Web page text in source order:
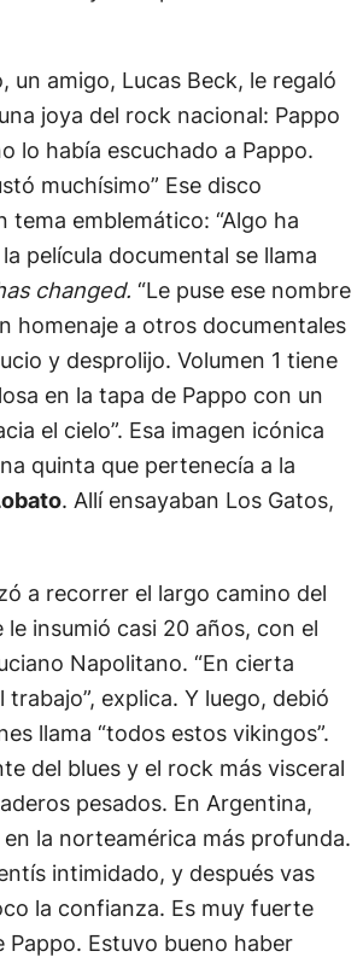
un amigo, Lucas Beck, le regaló
joya del rock nacional: Pappo
lo había escuchado a Pappo.
muchísimo” Ese disco
tema emblemático: “Algo ha
película documental se llama
changed. “Le puse ese nombre
homenaje a otros documentales
y desprolijo. Volumen 1 tiene
en la tapa de Pappo con un
el cielo”. Esa imagen icónica
quinta que pertenecía a la
. Allí ensayaban Los Gatos,
a recorrer el largo camino del
le insumió casi 20 años, con el
Napolitano. “En cierta
explica. Y luego, debió
llama “todos estos vikingos”.
del blues y el rock más visceral
pesados. En Argentina,
la norteamérica más profunda.
intimidado, y después vas
la confianza. Es muy fuerte
Pappo. Estuvo bueno haber